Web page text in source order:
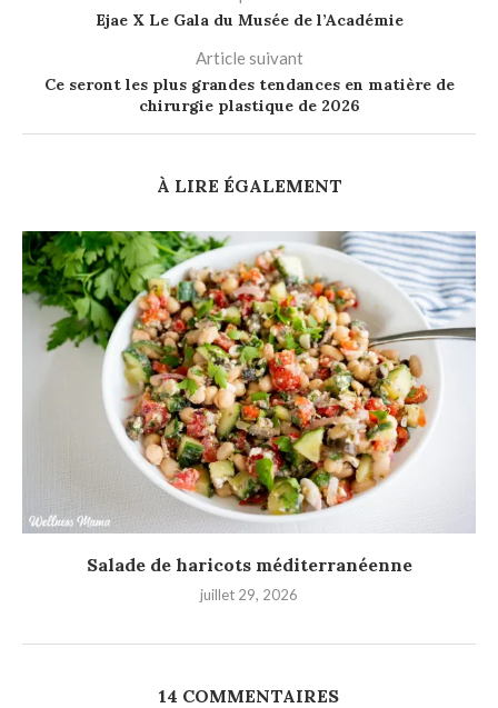
Ejae X Le Gala du Musée de l’Académie
Article suivant
Ce seront les plus grandes tendances en matière de
chirurgie plastique de 2026
À LIRE ÉGALEMENT
Salade de haricots méditerranéenne
juillet 29, 2026
14 COMMENTAIRES